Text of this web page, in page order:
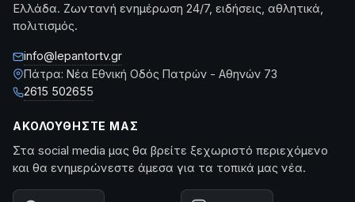
Ελλάδα. Ζωντανή ενημέρωση 24/7, ειδήσεις, αθλητικά,
πολιτισμός.
info@lepantortv.gr
Πάτρα: Νέα Εθνική Οδός Πατρών - Αθηνών 73
2615 502655
ΑΚΟΛΟΥΘΉΣΤΕ ΜΑΣ
Στα social media μας θα βρείτε ξεχωριστό περιεχόμενο
και θα ενημερώνεστε άμεσα για τα τοπικά μας νέα.